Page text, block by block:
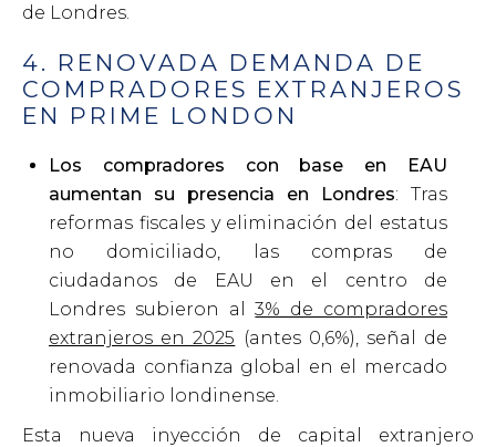
de Londres.
4. RENOVADA DEMANDA DE
COMPRADORES EXTRANJEROS
EN PRIME LONDON
Los compradores con base en EAU
aumentan su presencia en Londres: Tras
reformas fiscales y eliminación del estatus
no domiciliado, las compras de
ciudadanos de EAU en el centro de
Londres subieron al3% de compradores
extranjeros en 2025 (antes 0,6%), señal de
renovada confianza global en el mercado
inmobiliario londinense.
Esta nueva inyección de capital extranjero